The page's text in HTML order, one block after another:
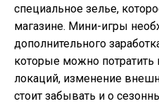
специальное зелье,
магазине. Мини-игры
дополнительного
которые можно
локаций, изменение
стоит забывать и о